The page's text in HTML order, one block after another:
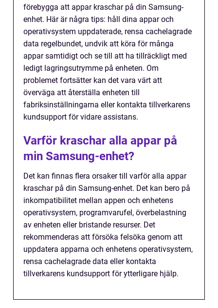
förebygga att appar kraschar på din Samsung-
enhet. Här är några tips: håll dina appar och
operativsystem uppdaterade, rensa cachelagrade
data regelbundet, undvik att köra för många
appar samtidigt och se till att ha tillräckligt med
ledigt lagringsutrymme på enheten. Om
problemet fortsätter kan det vara värt att
överväga att återställa enheten till
fabriksinställningarna eller kontakta tillverkarens
kundsupport för vidare assistans.
Varför kraschar alla appar på
min Samsung-enhet?
Det kan finnas flera orsaker till varför alla appar
kraschar på din Samsung-enhet. Det kan bero på
inkompatibilitet mellan appen och enhetens
operativsystem, programvarufel, överbelastning
av enheten eller bristande resurser. Det
rekommenderas att försöka felsöka genom att
uppdatera apparna och enhetens operativsystem,
rensa cachelagrade data eller kontakta
tillverkarens kundsupport för ytterligare hjälp.